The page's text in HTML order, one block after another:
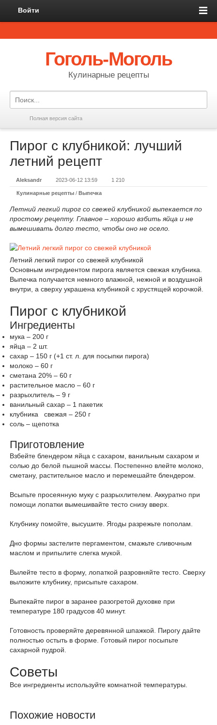
Войти
Гоголь-Моголь
Кулинарные рецепты
Полная версия сайта
Пирог с клубникой: лучший
летний рецепт
Aleksandr 2023-06-12 13:59 1 210
Кулинарные рецепты / Выпечка
Летний легкий пирог со свежей клубникой выпекается по
простому рецепту. Главное – хорошо взбить яйца и не
вымешивать долго тесто, чтобы оно не осело.
Летний легкий пирог со свежей клубникой
Основным ингредиентом пирога является свежая клубника.
Выпечка получается немного влажной, нежной и воздушной
внутри, а сверху украшена клубникой с хрустящей корочкой.
Пирог с клубникой
Ингредиенты
мука – 200 г
яйца – 2 шт.
сахар – 150 г (+1 ст. л. для посыпки пирога)
молоко – 60 г
сметана 20% – 60 г
растительное масло – 60 г
разрыхлитель – 9 г
ванильный сахар – 1 пакетик
клубника свежая – 250 г
соль – щепотка
Приготовление
Взбейте блендером яйца с сахаром, ванильным сахаром и
солью до белой пышной массы. Постепенно влейте молоко,
сметану, растительное масло и перемешайте блендером.
Всыпьте просеянную муку с разрыхлителем. Аккуратно при
помощи лопатки вымешивайте тесто снизу вверх.
Клубнику помойте, высушите. Ягоды разрежьте пополам.
Дно формы застелите пергаментом, смажьте сливочным
маслом и припылите слегка мукой.
Вылейте тесто в форму, лопаткой разровняйте тесто. Сверху
выложите клубнику, присыпьте сахаром.
Выпекайте пирог в заранее разогретой духовке при
температуре 180 градусов 40 минут.
Готовность проверяйте деревянной шпажкой. Пирогу дайте
полностью остыть в форме. Готовый пирог посыпьте
сахарной пудрой.
Советы
Все ингредиенты используйте комнатной температуры.
Похожие новости